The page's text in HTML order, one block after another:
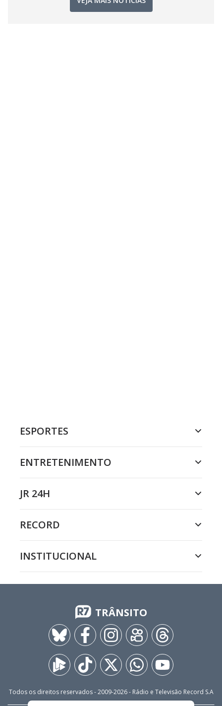
ESPORTES
ENTRETENIMENTO
JR 24H
RECORD
INSTITUCIONAL
TRÂNSITO
Todos os direitos reservados - 2009-2026- Rádio e Televisão Record S.A